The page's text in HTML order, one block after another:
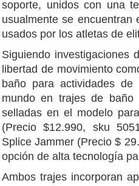
soporte, unidos con una
usualmente se encuentran
usados por los atletas de
Siguiendo investigaciones
libertad de movimiento
baño para actividades
mundo en trajes de baño
selladas en el modelo
(Precio $12.990, sku
Splice Jammer (Precio $
opción de alta tecnología
Ambos trajes incorporan